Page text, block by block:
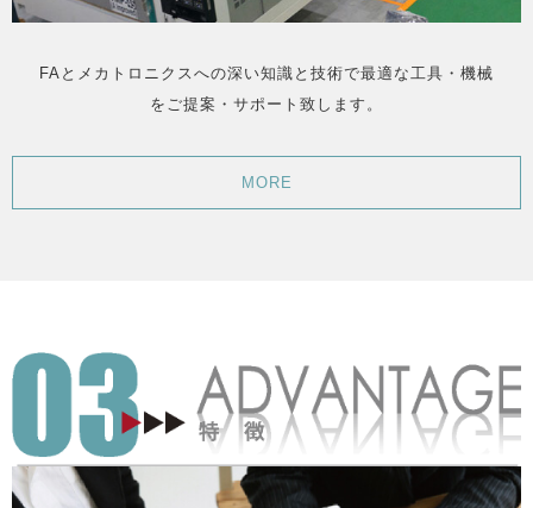
FAとメカトロニクスへの深い知識と技術で最適な工具・機械
をご提案・サポート致します。
MORE